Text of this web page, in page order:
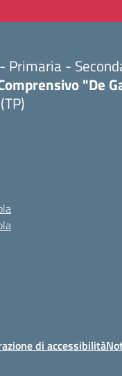
Primaria -
"De
di accessibilità